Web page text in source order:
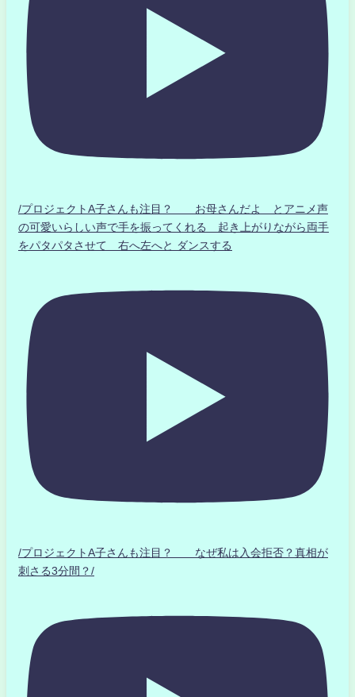
/プロジェクトA子さんも注目？ お母さんだよ とアニメ声
の可愛いらしい声で手を振ってくれる 起き上がりながら両手
をパタパタさせて 右へ左へと ダンスする
/プロジェクトA子さんも注目？ なぜ私は入会拒否？真相が
刺さる3分間？/